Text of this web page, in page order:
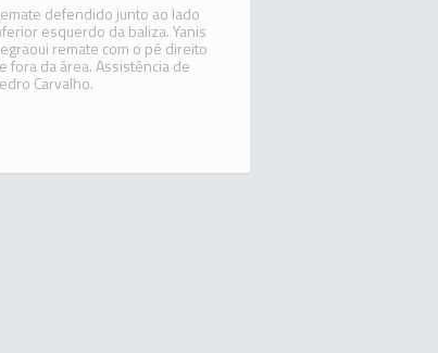
defendido junto ao lado
esquerdo da baliza. Yanis
remate com o pé direito
fora da área. Assistência de
Carvalho.